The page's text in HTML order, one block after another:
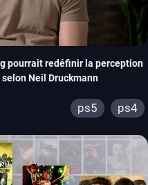
pourrait redéfinir la perception
Neil Druckmann
ps5 ps4